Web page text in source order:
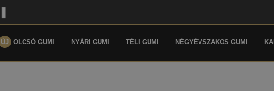
ÚJ OLCSÓ GUMI NYÁRI GUMI TÉLI GUMI NÉGYÉVSZAKOS GUMI